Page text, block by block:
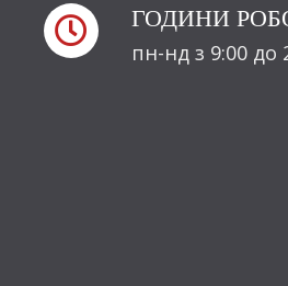
 ГОДИНИ
пн-нд з 9:00 до